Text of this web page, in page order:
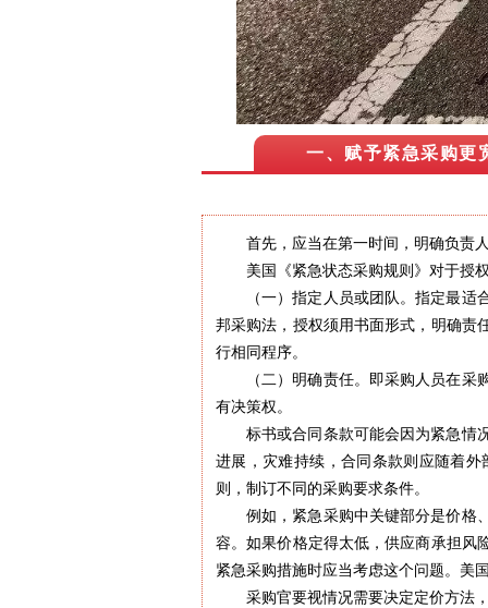
一、赋予紧急采购更
首先，应当在第一时间，明确负责
美国《紧急状态采购规则》对于授
（一）指定人员或团队。指定最
邦采购法，授权须用书面形式，明确责
行相同程序。
（二）明确责任。即采购人员在
有决策权。
标书或合同条款可能会因为紧急情
进展，灾难持续，合同条款则应随着
则，制订不同的采购要求条件。
例如，紧急采购中关键部分是价格
容。如果价格定得太低，供应商承担风
紧急采购措施时应当考虑这个问题。美
采购官要视情况需要决定定价方法